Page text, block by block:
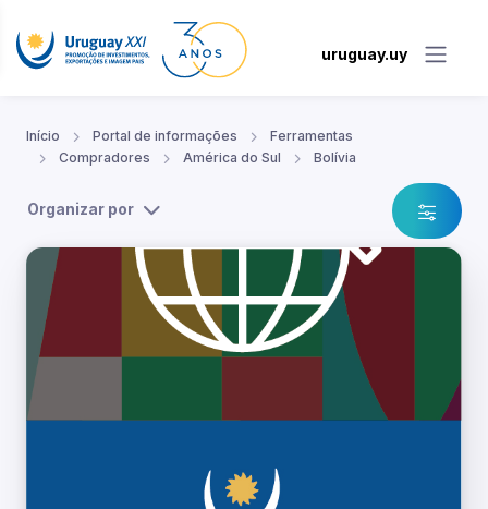
uruguay.uy
Início Portal de informações
Ferramentas
Compradores
América do Sul Bolívia
Organizar por